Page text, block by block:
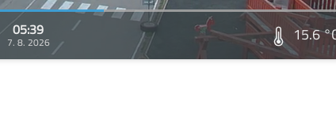
05:39
7. 8. 2026 15.6